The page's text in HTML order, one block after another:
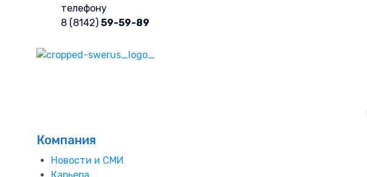
телефону
8 (8142) 59-59-89
Компания
Новости и СМИ